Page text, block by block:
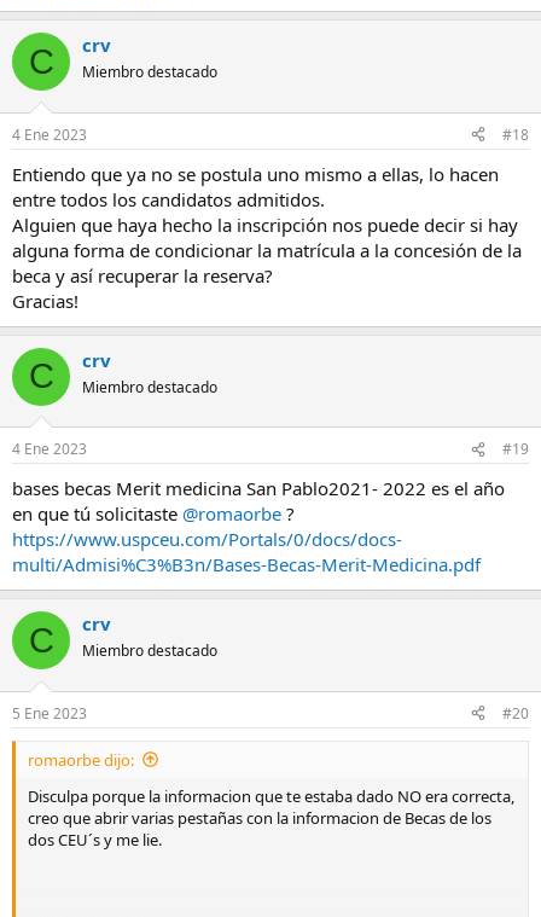
C crv
Miembro destacado
4 Ene 2023 #18
Entiendo que ya no se postula uno mismo a ellas, lo hacen
entre todos los candidatos admitidos.
Alguien que haya hecho la inscripción nos puede decir si hay
alguna forma de condicionar la matrícula a la concesión de la
beca y así recuperar la reserva?
Gracias!
C crv
Miembro destacado
4 Ene 2023 #19
bases becas Merit medicina San Pablo2021- 2022 es el año
en que tú solicitaste @romaorbe ?
https://www.uspceu.com/Portals/0/docs/docs-
multi/Admisi%C3%B3n/Bases-Becas-Merit-Medicina.pdf
C crv
Miembro destacado
5 Ene 2023 #20
romaorbe dijo:
Disculpa porque la informacion que te estaba dado NO era correcta,
creo que abrir varias pestañas con la informacion de Becas de los
dos CEU´s y me lie.